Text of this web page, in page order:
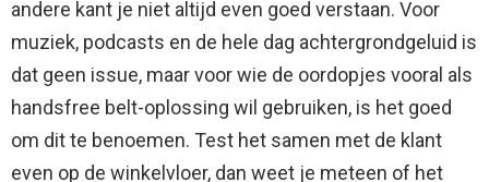
andere kant je niet altijd even goed verstaan. Voor
muziek, podcasts en de hele dag achtergrondgeluid is
dat geen issue, maar voor wie de oordopjes vooral als
handsfree belt-oplossing wil gebruiken, is het goed
om dit te benoemen. Test het samen met de klant
even op de winkelvloer, dan weet je meteen of het